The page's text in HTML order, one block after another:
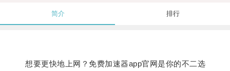
简介 排行
想要更快地上网？免费加速器app官网是你的不二选